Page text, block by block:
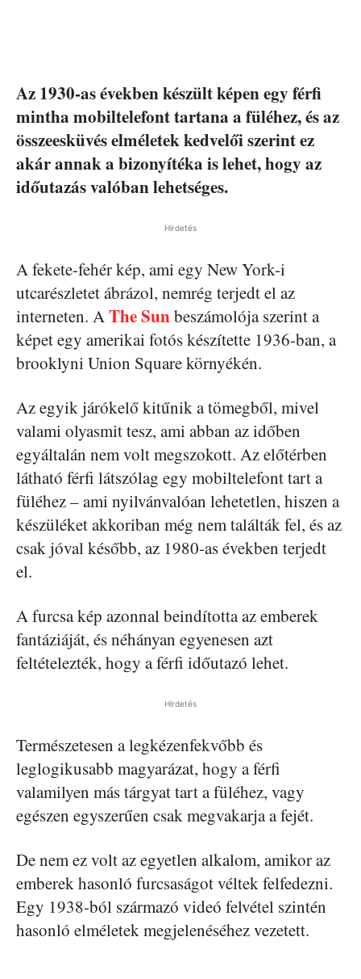
Az 1930-as években készült képen egy férfi
mintha mobiltelefont tartana a füléhez, és az
összeesküvés elméletek kedvelői szerint ez
akár annak a bizonyítéka is lehet, hogy az
időutazás valóban lehetséges.
Hirdetés
A fekete-fehér kép, ami egy New York-i
utcarészletet ábrázol, nemrég terjedt el az
interneten. AThe Sunbeszámolója szerint a
képet egy amerikai fotós készítette 1936-ban, a
brooklyni Union Square környékén.
Az egyik járókelő kitűnik a tömegből, mivel
valami olyasmit tesz, ami abban az időben
egyáltalán nem volt megszokott. Az előtérben
látható férfi látszólag egy mobiltelefont tart a
füléhez – ami nyilvánvalóan lehetetlen, hiszen a
készüléket akkoriban még nem találták fel, és az
csak jóval később, az 1980-as években terjedt
el.
A furcsa kép azonnal beindította az emberek
fantáziáját, és néhányan egyenesen azt
feltételezték, hogy a férfi időutazó lehet.
Hirdetés
Természetesen a legkézenfekvőbb és
leglogikusabb magyarázat, hogy a férfi
valamilyen más tárgyat tart a füléhez, vagy
egészen egyszerűen csak megvakarja a fejét.
De nem ez volt az egyetlen alkalom, amikor az
emberek hasonló furcsaságot véltek felfedezni.
Egy 1938-ból származó videó felvétel szintén
hasonló elméletek megjelenéséhez vezetett.